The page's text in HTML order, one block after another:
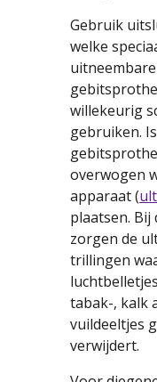
Gebruik
welke
willekeurig
gebruiken.
overwogen
apparaat (
plaatsen.
zorgen de
trillingen
tabak-, kalk
vuildeeltjes
verwijdert.